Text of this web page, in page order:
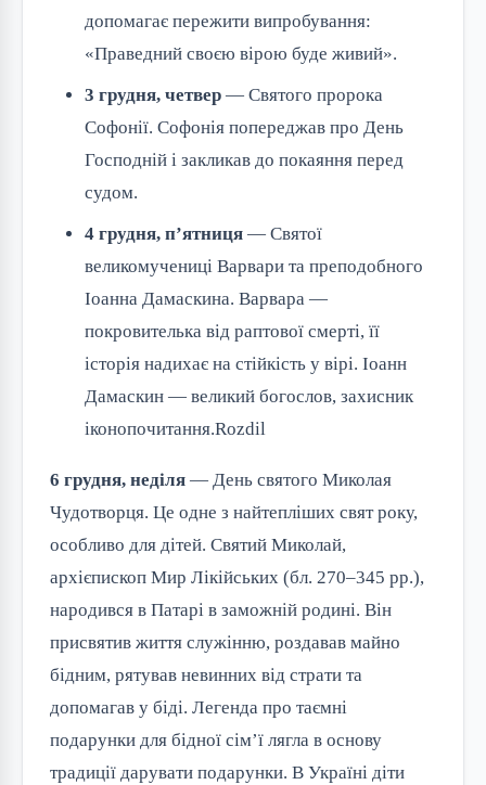
допомагає пережити випробування:
«Праведний своєю вірою буде живий».
3 грудня, четвер — Святого пророка
Софонії. Софонія попереджав про День
Господній і закликав до покаяння перед
судом.
4 грудня, п’ятниця — Святої
великомучениці Варвари та преподобного
Іоанна Дамаскина. Варвара —
покровителька від раптової смерті, її
історія надихає на стійкість у вірі. Іоанн
Дамаскин — великий богослов, захисник
іконопочитання.⁠Rozdil
6 грудня, неділя — День святого Миколая
Чудотворця. Це одне з найтепліших свят року,
особливо для дітей. Святий Миколай,
архієпископ Мир Лікійських (бл. 270–345 рр.),
народився в Патарі в заможній родині. Він
присвятив життя служінню, роздавав майно
бідним, рятував невинних від страти та
допомагав у біді. Легенда про таємні
подарунки для бідної сім’ї лягла в основу
традиції дарувати подарунки. В Україні діти